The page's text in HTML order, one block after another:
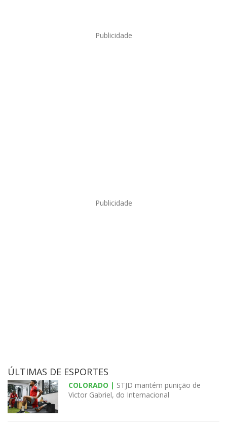
Publicidade
Publicidade
ÚLTIMAS DE ESPORTES
COLORADO | STJD mantém punição de
Victor Gabriel, do Internacional